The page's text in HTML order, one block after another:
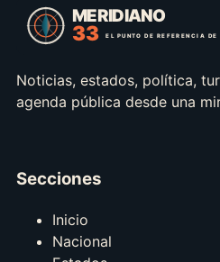
Noticias, estados, política,
agenda pública desde una
Secciones
Inicio
Nacional